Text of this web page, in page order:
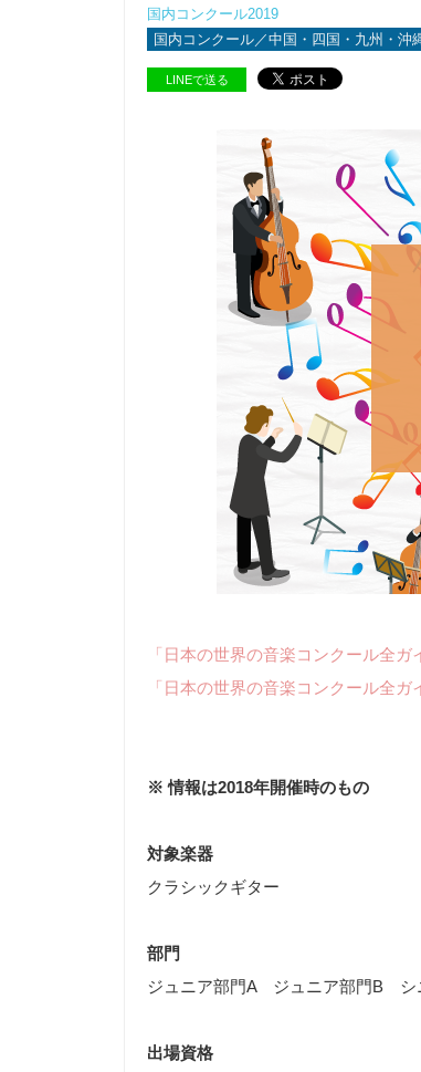
国内コンクール2019
国内コンクール／中国・四国・九州・沖
LINEで送る
「日本の世界の音楽コンクール全
「日本の世界の音楽コンクール全
※ 情報は2018年開催時のもの
対象楽器
クラシックギター
部門
ジュニア部門A ジュニア部門B
出場資格